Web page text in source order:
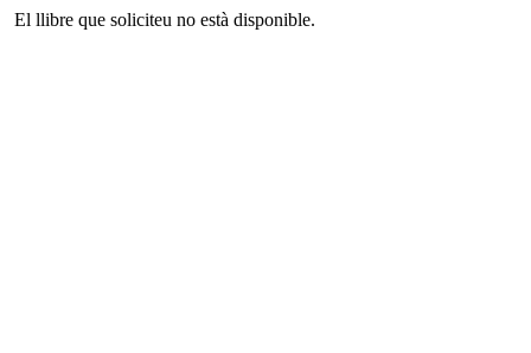
El llibre que soliciteu no està disponible.